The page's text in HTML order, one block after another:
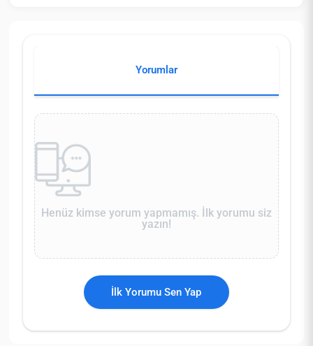
Yorumlar
Henüz kimse yorum yapmamış. İlk yorumu siz
yazın!
İlk Yorumu Sen Yap